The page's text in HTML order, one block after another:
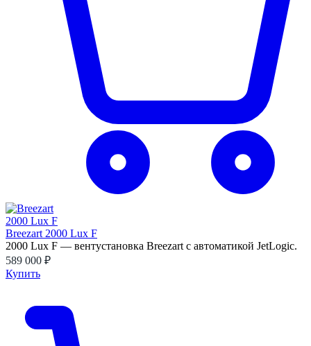
Breezart 2000 Lux F
2000 Lux F — вентустановка Breezart с автоматикой JetLogic.
589 000 ₽
Купить